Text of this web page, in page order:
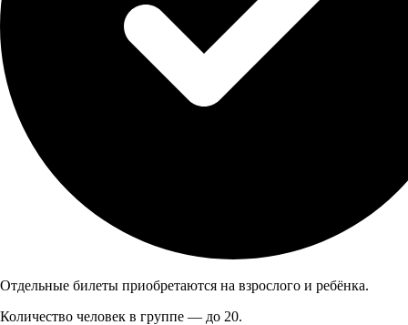
Отдельные билеты приобретаются на взрослого и ребёнка.
Количество человек в группе — до 20.